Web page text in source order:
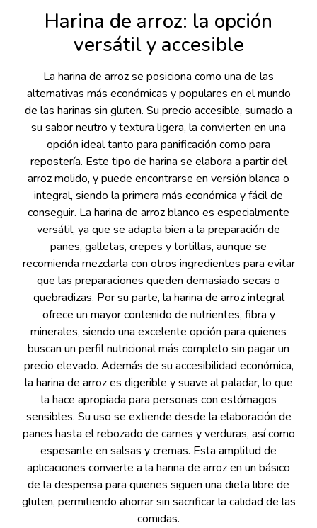
Harina de arroz: la opción
versátil y accesible
La harina de arroz se posiciona como una de las
alternativas más económicas y populares en el mundo
de las harinas sin gluten. Su precio accesible, sumado a
su sabor neutro y textura ligera, la convierten en una
opción ideal tanto para panificación como para
repostería. Este tipo de harina se elabora a partir del
arroz molido, y puede encontrarse en versión blanca o
integral, siendo la primera más económica y fácil de
conseguir. La harina de arroz blanco es especialmente
versátil, ya que se adapta bien a la preparación de
panes, galletas, crepes y tortillas, aunque se
recomienda mezclarla con otros ingredientes para evitar
que las preparaciones queden demasiado secas o
quebradizas. Por su parte, la harina de arroz integral
ofrece un mayor contenido de nutrientes, fibra y
minerales, siendo una excelente opción para quienes
buscan un perfil nutricional más completo sin pagar un
precio elevado. Además de su accesibilidad económica,
la harina de arroz es digerible y suave al paladar, lo que
la hace apropiada para personas con estómagos
sensibles. Su uso se extiende desde la elaboración de
panes hasta el rebozado de carnes y verduras, así como
espesante en salsas y cremas. Esta amplitud de
aplicaciones convierte a la harina de arroz en un básico
de la despensa para quienes siguen una dieta libre de
gluten, permitiendo ahorrar sin sacrificar la calidad de las
comidas.